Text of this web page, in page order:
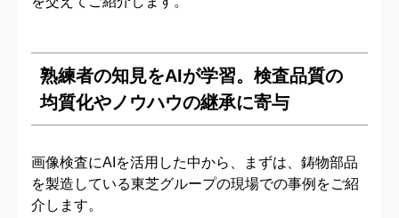
熟練者の知見をAIが学習。検査品質の
均質化やノウハウの継承に寄与
画像検査にAIを活用した中から、まずは、鋳物部品
を製造している東芝グループの現場での事例をご紹
介します。